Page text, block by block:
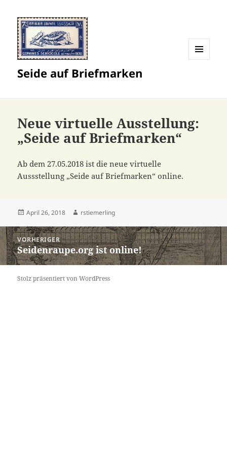
Seide auf Briefmarken
Neue virtuelle Ausstellung:
„Seide auf Briefmarken“
Ab dem 27.05.2018 ist die neue virtuelle
Aussstellung „Seide auf Briefmarken“ online.
Veröffentlicht
April 26, 2018 Autor
rstiemerling
Beitragsnavigation
VORHERIGER
Vorheriger
Beitrag:
Seidenraupe.org ist online!
Stolz präsentiert von WordPress